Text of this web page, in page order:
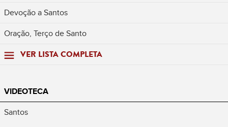
Devoção a Santos
Oração, Terço de Santo
VER LISTA COMPLETA
VIDEOTECA
Santos